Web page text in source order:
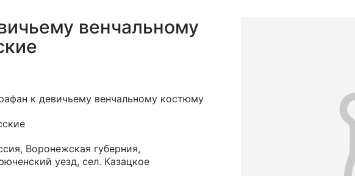
венчальному
к девичьему венчальному костюму
Воронежская губерния,
уезд, сел. Казацкое